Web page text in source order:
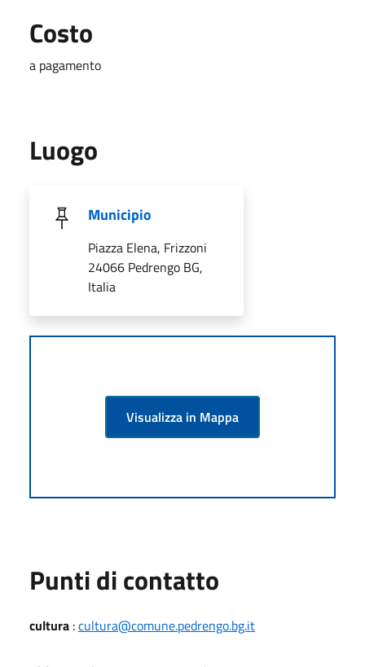
Costo
a pagamento
Luogo
Municipio
Piazza Elena, Frizzoni
24066 Pedrengo BG,
Italia
Visualizza in Mappa
Punti di contatto
cultura :cultura@comune.pedrengo.bg.it